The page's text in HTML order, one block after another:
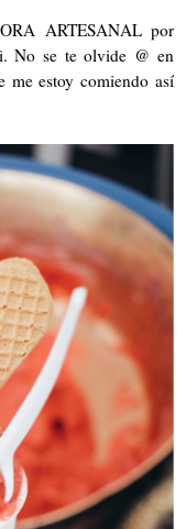
ARTESANAL por
No se te olvide @ en
me estoy comiendo así